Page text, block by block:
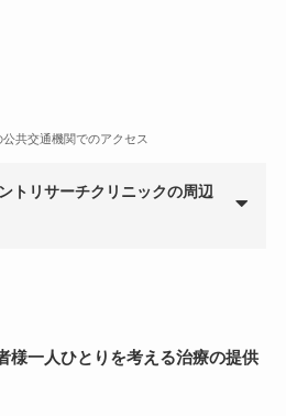
しっかりと噛んで食事ができる
共交通機関でのアクセス
トリサーチクリニックの周辺
様一人ひとりを考える治療の提供